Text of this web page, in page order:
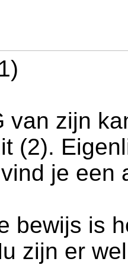
van zijn
(2).
je een
bewijs is
zijn er